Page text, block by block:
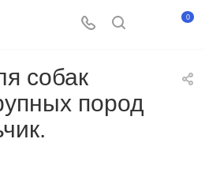
0
собак
пород